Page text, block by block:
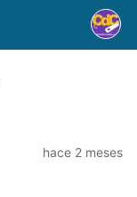
hace 2 meses